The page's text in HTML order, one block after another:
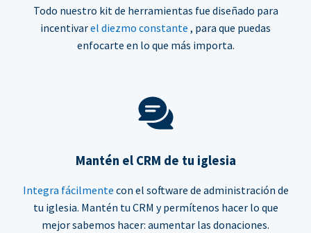
Todo nuestro kit de herramientas fue diseñado para
incentivarel diezmo constante , para que puedas
enfocarte en lo que más importa.
Mantén el CRM de tu iglesia
Integra fácilmente con el software de administración de
tu iglesia. Mantén tu CRM y permítenos hacer lo que
mejor sabemos hacer: aumentar las donaciones.